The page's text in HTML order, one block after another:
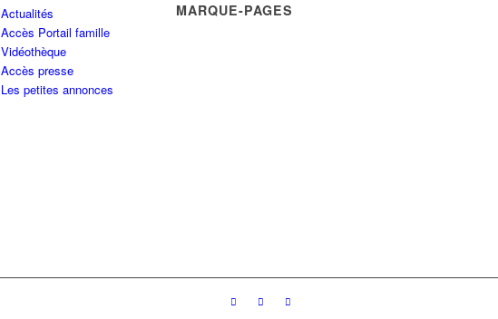
Actualités
Accès Portail famille
Vidéothèque
Accès presse
Les petites annonces
MARQUE-PAGES